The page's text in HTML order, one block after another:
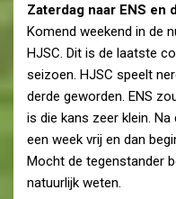
Zaterdag naar ENS en
Komend weekend in de
HJSC. Dit is de laatste
seizoen. HJSC speelt
derde geworden. ENS
is die kans zeer klein.
een week vrij en dan
Mocht de tegenstander
natuurlijk weten.